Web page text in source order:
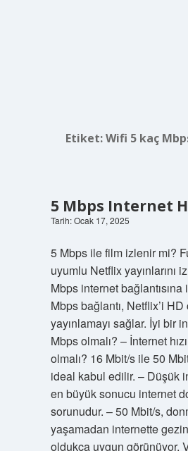
Etiket:Wifi 5 kaç
5 Mbps Internet
Tarih: Ocak 17, 2025
5 Mbps ile film izlenir mi?
uyumlu Netflix yayınlarını
Mbps internet bağlantısına
Mbps bağlantı, Netflix’i
yayınlamayı sağlar. İyi bir
Mbps olmalı? – İnternet
olmalı? 16 Mbit/s ile 50
ideal kabul edilir. – Düşük
en büyük sonucu internet
sorunudur. – 50 Mbit/s,
yaşamadan internette
oldukça uygun görünüyor.